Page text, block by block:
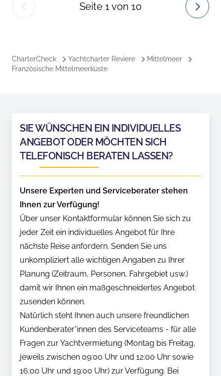
Seite 1von 10
CharterCheck Yachtcharter Reviere
Mittelmeer
Französische Mittelmeerküste
SIE WÜNSCHEN EIN INDIVIDUELLES
ANGEBOT ODER MÖCHTEN SICH
TELEFONISCH BERATEN LASSEN?
Unsere Experten und Serviceberater stehen
Ihnen zur Verfügung!
Über unser Kontaktformular können Sie sich zu
jeder Zeit ein individuelles Angebot für Ihre
nächste Reise anfordern. Senden Sie uns
unkompliziert alle wichtigen Angaben zu Ihrer
Planung (Zeitraum, Personen, Fahrgebiet usw.)
damit wir Ihnen ein maßgeschneidertes Angebot
zusenden können.
Natürlich steht Ihnen auch unsere freundlichen
Kundenberater*innen des Serviceteams - für alle
Fragen zur Yachtvermietung (Montag bis Freitag,
jeweils zwischen 09:00 Uhr und 12:00 Uhr sowie
16:00 Uhr und 19:00 Uhr) zur Verfügung. Bei